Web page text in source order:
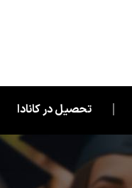
تحصیل در کانادا